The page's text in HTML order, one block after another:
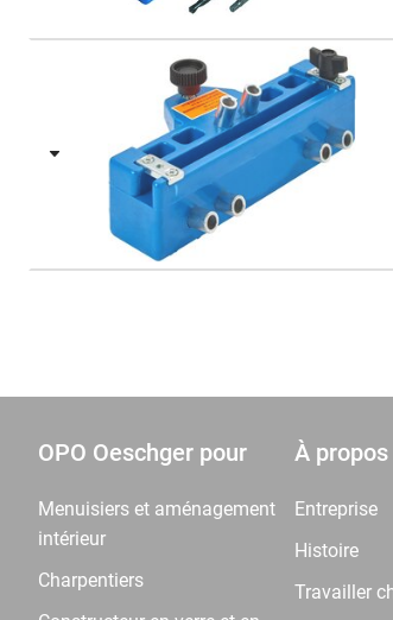
OPO Oeschger pour
Menuisiers et aménagement
intérieur
Charpentiers
À propos
Entreprise
Histoire
Travailler